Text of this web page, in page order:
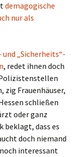
demagogische
nur als
und „Sicherheits“-
, redet ihnen doch
Polizistenstellen
Frauenhäuser,
schließen
oder ganz
beklagt, dass es
doch niemand
interessant